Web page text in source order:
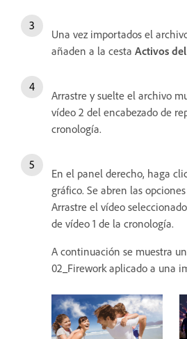
Una vez importados el
añaden a la cesta Activos
Arrastre y suelte el archivo
vídeo 2 del encabezado de
cronología.
En el panel derecho, haga
gráfico. Se abren las
Arrastre el vídeo
de vídeo 1 de la cronología.
A continuación se muestra
02_Firework aplicado a una